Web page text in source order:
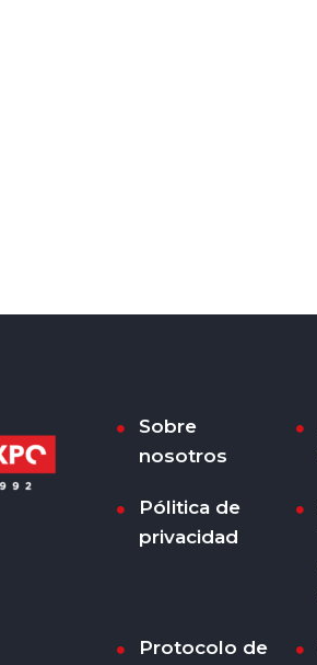
Sobre
nosotros
Pólitica de
privacidad
Protocolo de